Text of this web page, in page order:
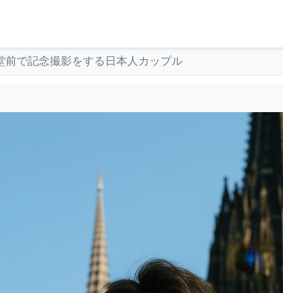
前で記念撮影をする日本人カップル